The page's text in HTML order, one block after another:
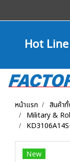
Hot
หน้าแรก สินค้า
Military &
New